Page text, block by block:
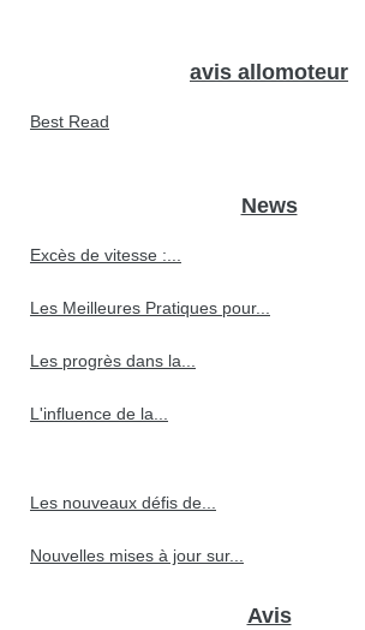
avis allomoteur
Best Read
News
Excès de vitesse :...
Les Meilleures Pratiques pour...
Les progrès dans la...
L'influence de la...
Les nouveaux défis de...
Nouvelles mises à jour sur...
Avis